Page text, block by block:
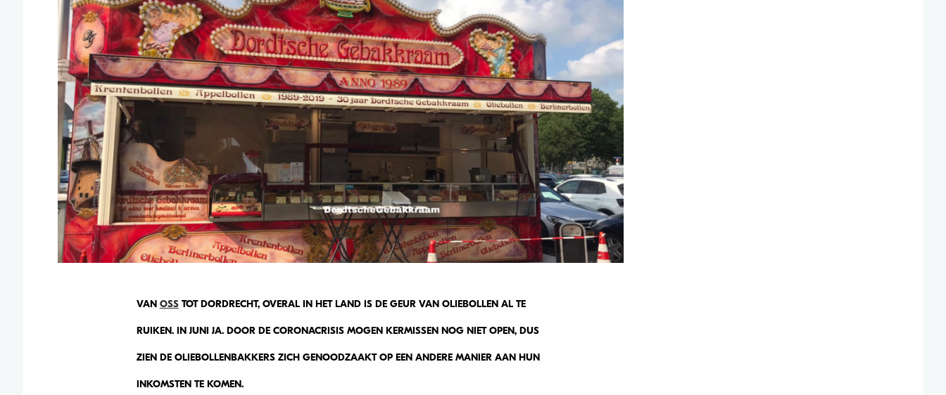
VAN OSSTOT DORDRECHT, OVERAL IN HET LAND IS DE GEUR VAN OLIEBOLLEN AL TE
RUIKEN. IN JUNI JA. DOOR DE CORONACRISIS MOGEN KERMISSEN NOG NIET OPEN, DUS
ZIEN DE OLIEBOLLENBAKKERS ZICH GENOODZAAKT OP EEN ANDERE MANIER AAN HUN
INKOMSTEN TE KOMEN.